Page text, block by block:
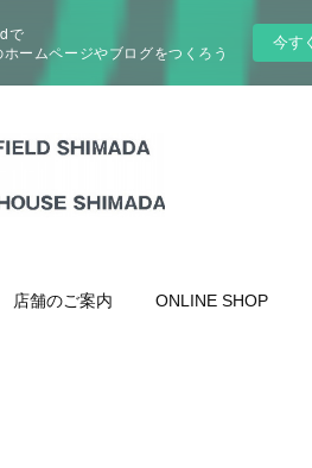
で
ームページやブログをつくろう
今す
店舗のご案内 ONLINE SHOP